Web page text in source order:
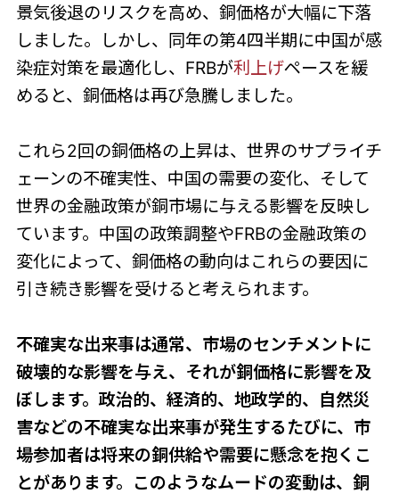
景気後退のリスクを高め、銅価格が大幅に下落
しました。しかし、同年の第4四半期に中国が感
染症対策を最適化し、FRBが利上げペースを緩
めると、銅価格は再び急騰しました。
これら2回の銅価格の上昇は、世界のサプライチ
ェーンの不確実性、中国の需要の変化、そして
世界の金融政策が銅市場に与える影響を反映し
ています。中国の政策調整やFRBの金融政策の
変化によって、銅価格の動向はこれらの要因に
引き続き影響を受けると考えられます。
不確実な出来事は通常、市場のセンチメントに
破壊的な影響を与え、それが銅価格に影響を及
ぼします。政治的、経済的、地政学的、自然災
害などの不確実な出来事が発生するたびに、市
場参加者は将来の銅供給や需要に懸念を抱くこ
とがあります。このようなムードの変動は、銅